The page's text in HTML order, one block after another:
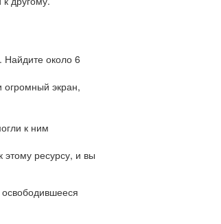
Найдите около 6
огромный экран,
к ним
ресурсу, и вы